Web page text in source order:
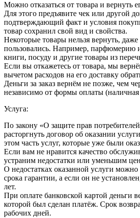
Можно отказаться от товара и вернуть
Для этого предъявите чек или другой
подтверждающий факт и условия
товар сохранил свой вид и свойства.
Некоторые товары нельзя вернуть,
пользовались. Например, парфюмерию
книги, посуду и другие товары из
Если вы откажетесь от товара, мы
вычетом расходов на его доставку
Деньги за заказ вернём не позже, чем
независимо от формы оплаты (наличная
Услуга:
По закону «О защите прав
расторгнуть договор об оказании
этом часть услуг, которые уже были
Если вам не нравится качество
устраним недостатки или уменьшим
О недостатках оказанной услуги
срока гарантии, а если он не
лет.
При оплате банковской картой деньги
которой был сделан платёж. Срок
рабочих дней.